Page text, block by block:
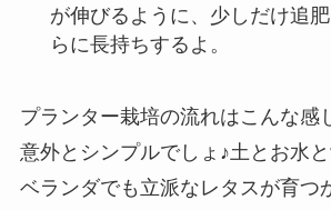
が伸びるように、少しだけ追
らに長持ちするよ。
プランター栽培の流れはこんな感
意外とシンプルでしょ♪土とお水と
ベランダでも立派なレタスが育つ